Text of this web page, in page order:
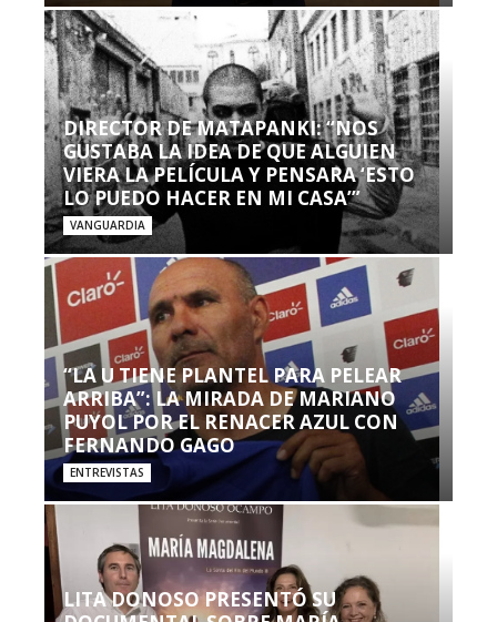
DIRECTOR DE MATAPANKI: “NOS
GUSTABA LA IDEA DE QUE ALGUIEN
VIERA LA PELÍCULA Y PENSARA ‘ESTO
LO PUEDO HACER EN MI CASA’”
VANGUARDIA
“LA U TIENE PLANTEL PARA PELEAR
ARRIBA”: LA MIRADA DE MARIANO
PUYOL POR EL RENACER AZUL CON
FERNANDO GAGO
ENTREVISTAS
LITA DONOSO PRESENTÓ SU